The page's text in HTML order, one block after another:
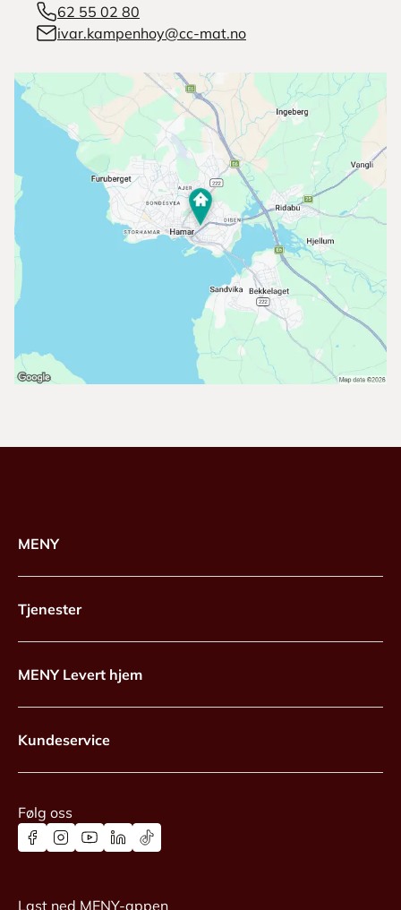
62 55 02 80
ivar.kampenhoy@cc-mat.no
MENY
Tjenester
MENY Levert hjem
Kundeservice
Følg oss
Last ned MENY-appen